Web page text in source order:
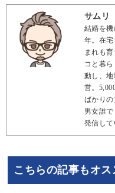
サムリ
結婚を
年。在
まれも
コと暮
動し、
営。
ばかり
男女誰
発信して
こちらの記事もオス